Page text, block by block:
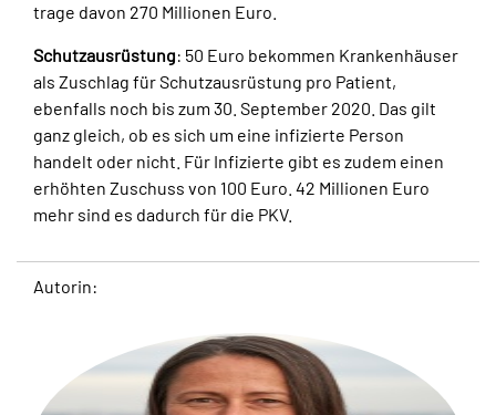
trage davon 270 Millionen Euro.
Schutzausrüstung: 50 Euro bekommen Krankenhäuser
als Zuschlag für Schutzausrüstung pro Patient,
ebenfalls noch bis zum 30. September 2020. Das gilt
ganz gleich, ob es sich um eine infizierte Person
handelt oder nicht. Für Infizierte gibt es zudem einen
erhöhten Zuschuss von 100 Euro. 42 Millionen Euro
mehr sind es dadurch für die PKV.
Autorin: